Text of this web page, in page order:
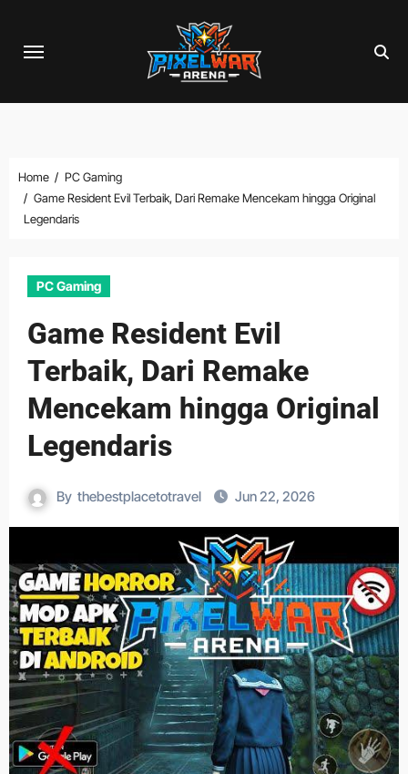
content
Home
PC Gaming
Game Resident Evil Terbaik, Dari Remake Mencekam hingga Original
Legendaris
PC Gaming
Game Resident Evil
Terbaik, Dari Remake
Mencekam hingga Original
Legendaris
By thebestplacetotravel Jun 22, 2026